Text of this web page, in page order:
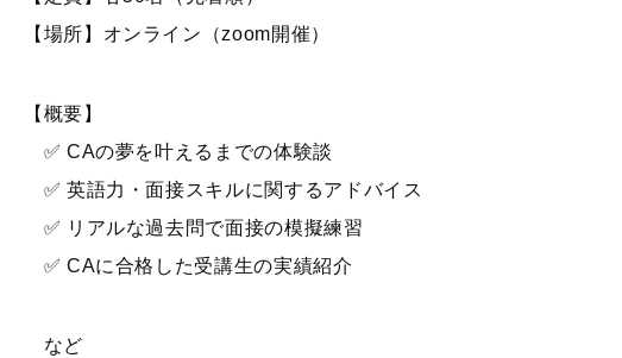
【場所】オンライン（zoom開催）
【概要】
✅ CAの夢を叶えるまでの体験談
✅ 英語力・面接スキルに関するアドバイス
✅ リアルな過去問で面接の模擬練習
✅ CAに合格した受講生の実績紹介
など